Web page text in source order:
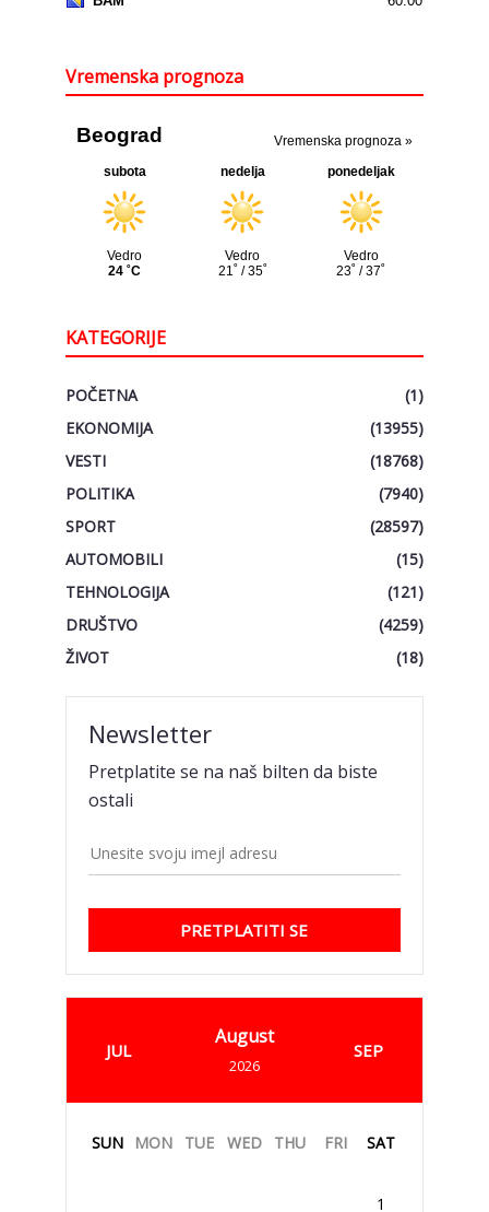
Vremenska prognoza
KATEGORIJE
POČETNA
(1)
EKONOMIJA
(13955)
VESTI
(18768)
POLITIKA
(7940)
SPORT
(28597)
AUTOMOBILI
(15)
TEHNOLOGIJA
(121)
DRUŠTVO
(4259)
ŽIVOT
(18)
Newsletter
Pretplatite se na naš bilten da biste
ostali
PRETPLATITI SE
JUL
August
2026
SEP
SUN MON TUE WED THU FRI SAT
1